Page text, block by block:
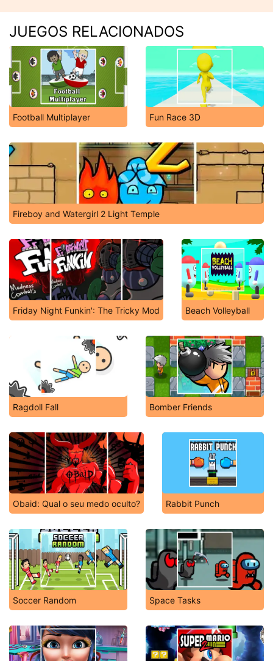
JUEGOS RELACIONADOS
Football Multiplayer Fun Race 3D
Fireboy and Watergirl 2 Light Temple
Friday Night Funkin': The Tricky Mod Beach Volleyball
Ragdoll Fall Bomber Friends
Obaid: Qual o seu medo oculto? Rabbit Punch
Soccer Random Space Tasks